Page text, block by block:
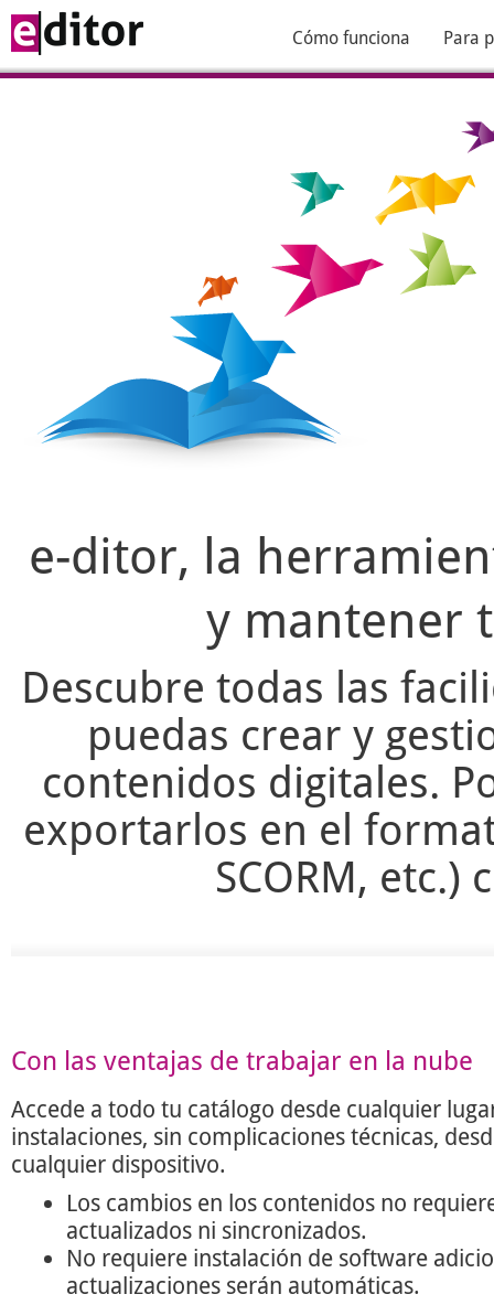
Cómo funciona Para
e-ditor, la
y mantener
Descubre todas las
puedas crear y
contenidos digitales.
exportarlos en el
SCORM, etc.)
Con las ventajas de trabajar en la nube
Accede a todo tu catálogo desde cualquier
instalaciones, sin complicaciones técnicas,
cualquier dispositivo.
Los cambios en los contenidos no
actualizados ni sincronizados.
No requiere instalación de software
actualizaciones serán automáticas.